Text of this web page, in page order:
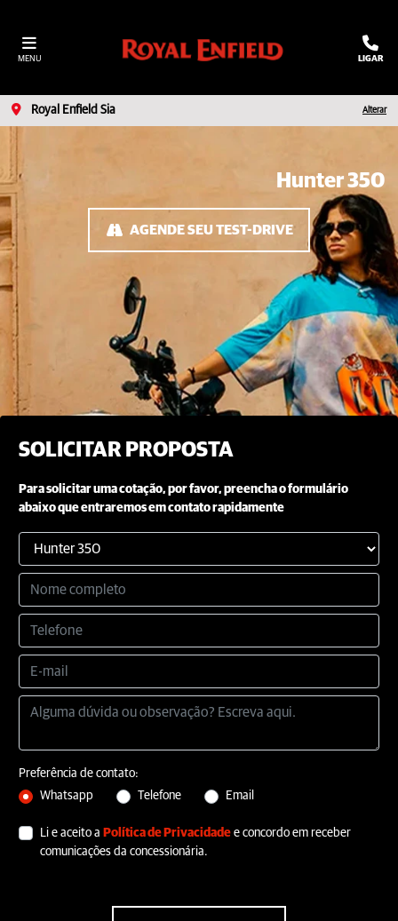
MENU LIGAR
Royal Enfield Sia Alterar
SOLICITAR PROPOSTA
Para solicitar uma cotação, por favor, preencha o formulário
abaixo que entraremos em contato rapidamente
Preferência de contato:
Whatsapp
Telefone Email
Li e aceito a Política de Privacidade e concordo em receber
comunicações da concessionária.
Hunter 350
AGENDE SEU TEST-DRIVE